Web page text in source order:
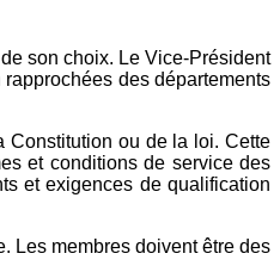
son choix. Le Vice-Président
des départements
Constitution ou de la loi. Cette
et conditions de service des
et exigences de qualification
Les membres doivent être des